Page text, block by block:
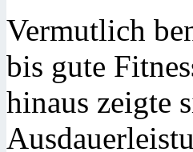
Vermutlich
bis gute
hinaus zeigte